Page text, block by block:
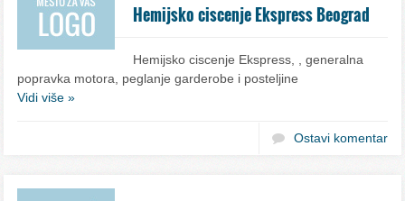
Hemijsko ciscenje Ekspress Beograd
Hemijsko ciscenje Ekspress, , generalna
popravka motora, peglanje garderobe i posteljine
Vidi više »
Ostavi komentar